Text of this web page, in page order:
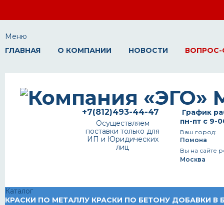
Меню
ГЛАВНАЯ
О КОМПАНИИ НОВОСТИ ВОПРОС-
График
пн-пт с 9-
Ваш город:
Помона
Вы на сайте
Москва
+7(812)493-44-47
Осуществляем
поставки только для
ИП и Юридических
лиц
Каталог
КРАСКИ ПО МЕТАЛЛУ КРАСКИ ПО БЕТОНУ ДОБАВКИ В